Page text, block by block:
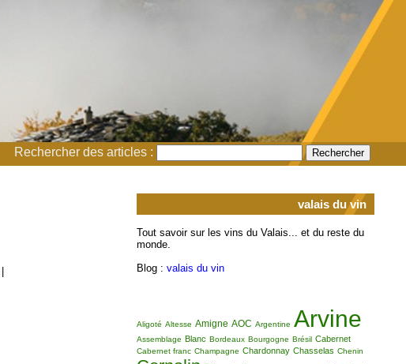
Rechercher des articles :
valais du vin
Tout savoir sur les vins du Valais... et du reste du
monde.
Blog : valais du vin
Aligoté Altesse Amigne AOC Argentine Arvine
Assemblage Blanc Bordeaux Bourgogne Brésil Cabernet
Cabernet franc Champagne Chardonnay Chasselas Chenin